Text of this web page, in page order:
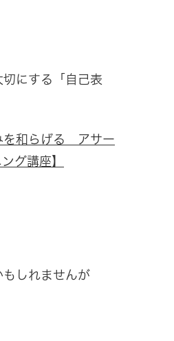
切にする「自己表
を和らげる アサー
グ講座】
もしれませんが